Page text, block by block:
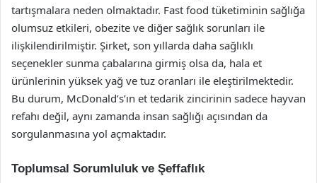
tartışmalara neden olmaktadır. Fast food tüketiminin sağlığa
olumsuz etkileri, obezite ve diğer sağlık sorunları ile
ilişkilendirilmiştir. Şirket, son yıllarda daha sağlıklı
seçenekler sunma çabalarına girmiş olsa da, hala et
ürünlerinin yüksek yağ ve tuz oranları ile eleştirilmektedir.
Bu durum, McDonald’s’ın et tedarik zincirinin sadece hayvan
refahı değil, aynı zamanda insan sağlığı açısından da
sorgulanmasına yol açmaktadır.
Toplumsal Sorumluluk ve Şeffaflık